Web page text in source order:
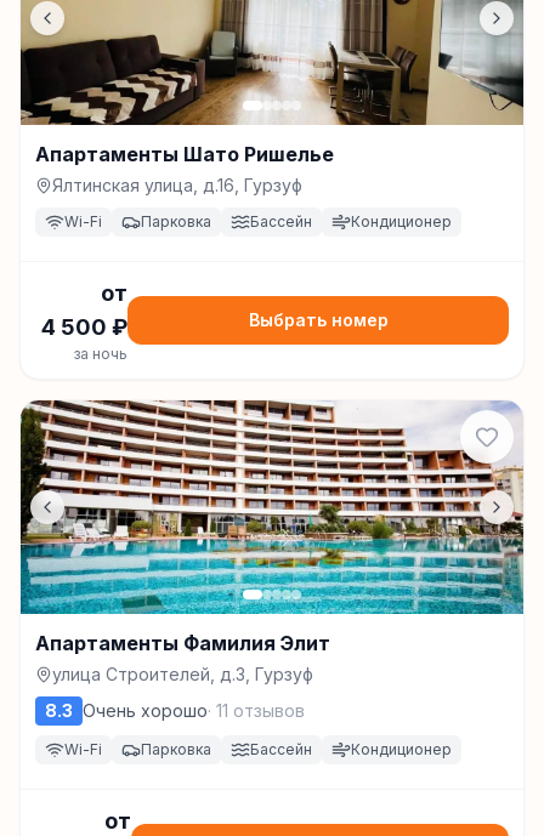
Апартаменты Шато Ришелье
Ялтинская улица, д.16, Гурзуф
Wi-Fi Парковка Бассейн Кондиционер
от
4 500 ₽
за ночь
Выбрать номер
Апартаменты Фамилия Элит
улица Строителей, д.3, Гурзуф
8.3 Очень хорошо· 11 отзывов
Wi-Fi Парковка Бассейн Кондиционер
от